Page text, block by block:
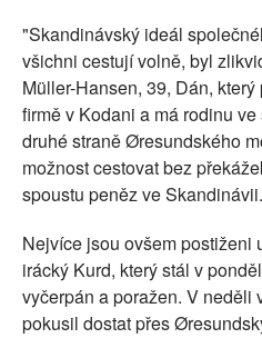
"Skandinávský ideál
všichni cestují volně, byl
Müller-Hansen, 39, Dán,
firmě v Kodani a má rodinu
druhé straně Øresundského
možnost cestovat bez
spoustu peněz ve
Nejvíce jsou ovšem postiženi
irácký Kurd, který stál v
vyčerpán a poražen. V neděli
pokusil dostat přes